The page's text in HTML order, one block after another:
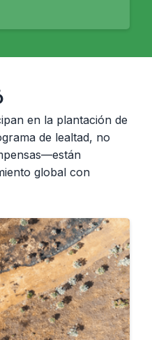
en la plantación de
de lealtad, no
global con